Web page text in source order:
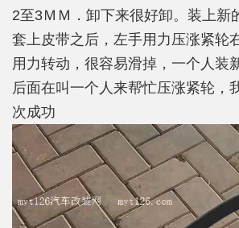
2至3ＭＭ．卸下来很好卸。装上新
套上皮带之后，左手用力压涨紧轮
用力转动，很容易滑掉，一个人装
后面在叫一个人来帮忙压涨紧轮，
次成功